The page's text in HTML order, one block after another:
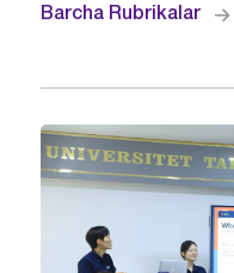
Barcha Rubrikalar